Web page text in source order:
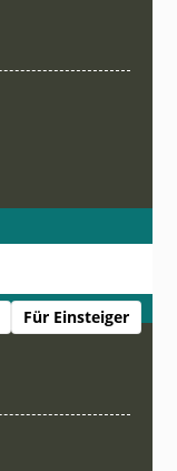
Für Einsteiger